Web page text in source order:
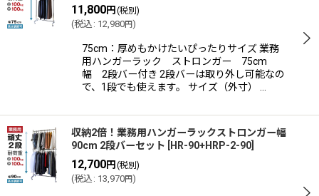
11,800円(税別)
(税込 : 12,980円)
75cm：厚めもかけたいぴったりサイズ 業務
用ハンガーラック ストロンガー 75cm
幅 2段バー付き 2段バーは取り外し可能なの
で、1段でも使えます。 サイズ（外寸） …
収納2倍！業務用ハンガーラックストロンガー幅
90cm 2段バーセット [HR-90+HRP-2-90]
12,700円(税別)
(税込 : 13,970円)